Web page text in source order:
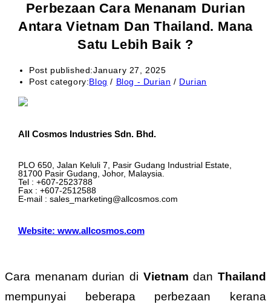
Perbezaan Cara Menanam Durian
Antara Vietnam Dan Thailand. Mana
Satu Lebih Baik ?
Post published:January 27, 2025
Post category:Blog / Blog - Durian / Durian
All Cosmos Industries Sdn. Bhd.
PLO 650, Jalan Keluli 7, Pasir Gudang Industrial Estate,
81700 Pasir Gudang, Johor, Malaysia.
Tel : +607-2523788
Fax : +607-2512588
E-mail : sales_marketing@allcosmos.com
Website: www.allcosmos.com
Cara menanam durian di Vietnam danThailand
mempunyai beberapa perbezaan kerana